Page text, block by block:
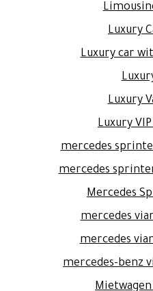
Luxury
Luxury car
Luxury
Luxury
mercedes
mercedes
Mercedes
mercedes
mercedes
mercedes-benz